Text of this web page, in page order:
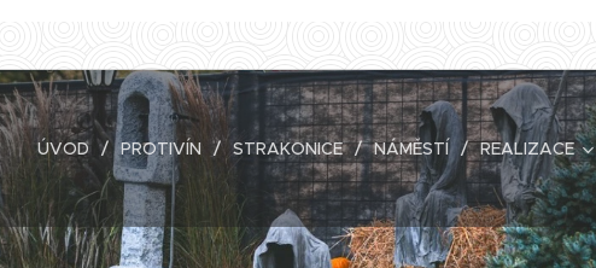
ÚVOD PROTIVÍN STRAKONICE NÁMĚSTÍ REALIZACE